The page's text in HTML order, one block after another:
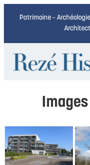
Patrimoine –